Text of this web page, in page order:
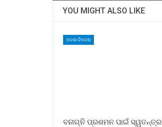
YOU MIGHT ALSO LIKE
ଦେଶ-ବିଦେଶ
ବନାଗ୍ନି ପ୍ରଶମନ ପାଇଁ ସ୍ୱତନ୍ତ୍ର